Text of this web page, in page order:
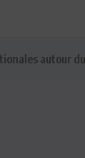
autour